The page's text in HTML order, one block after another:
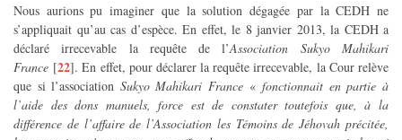
Nous aurions pu imaginer que la solution dégagée par la CEDH ne
s’appliquait qu’au cas d’espèce. En effet, le 8 janvier 2013, la CEDH a
déclaré irrecevable la requête de l’Association Sukyo Mahikari
France [22]. En effet, pour déclarer la requête irrecevable, la Cour relève
que si l’association Sukyo Mahikari France «fonctionnait en partie à
l’aide des dons manuels, force est de constater toutefois que, à la
différence de l’affaire de l’Association les Témoins de Jéhovah précitée,